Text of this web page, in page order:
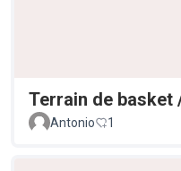
Terrain de
Antonio
1